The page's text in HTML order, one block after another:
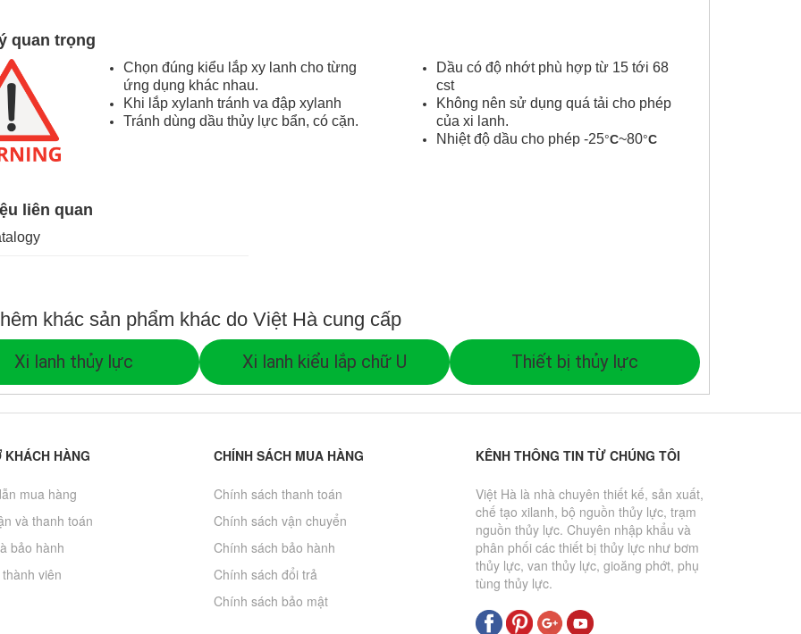
quan trọng
Chọn đúng kiểu lắp xy lanh cho từng
ứng dụng khác nhau.
Khi lắp xylanh tránh va đập xylanh
Tránh dùng dầu thủy lực bẩn, có cặn.
Dầu có độ nhớt phù hợp từ 15 tới 68
cst
Không nên sử dụng quá tải cho phép
của xi lanh.
Nhiệt độ dầu cho phép -25°C~80°C
liên quan
khác sản phẩm khác do Việt Hà cung cấp
Xi lanh thủy lực Xi lanh kiểu lắp chữ U Thiết bị thủy lực
KHÁCH HÀNG
mua hàng
và thanh toán
bảo hành
viên
CHÍNH SÁCH MUA HÀNG
Chính sách thanh toán
Chính sách vận chuyển
Chính sách bảo hành
Chính sách đổi trả
Chính sách bảo mật
KÊNH THÔNG TIN TỪ CHÚNG TÔI
Việt Hà là nhà chuyên thiết kế, sản xuất,
chế tạo xilanh, bộ nguồn thủy lực, trạm
nguồn thủy lực. Chuyên nhập khẩu và
phân phối các thiết bị thủy lực như bơm
thủy lực, van thủy lực, gioăng phớt, phụ
tùng thủy lực.